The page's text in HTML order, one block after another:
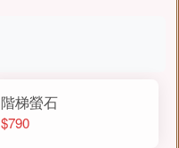
階梯螢石
$790